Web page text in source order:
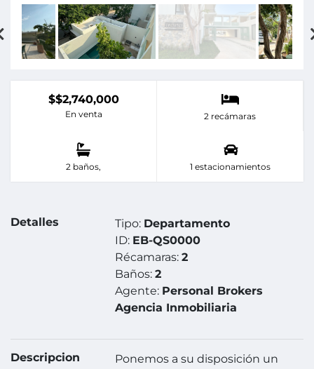
$$2,740,000
En venta 2 recámaras
2 baños, 1 estacionamientos
Detalles Tipo: Departamento
ID: EB-QS0000
Récamaras:2
Baños:2
Agente: Personal Brokers
Agencia Inmobiliaria
Descripcion
Ponemos a su disposición un